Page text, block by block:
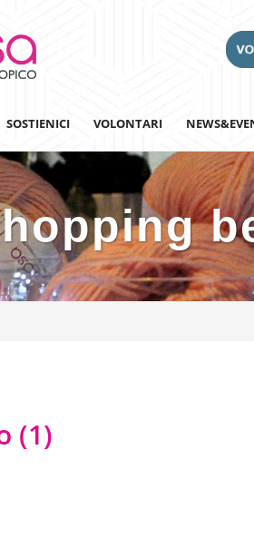
SOSTIENICI
Adotta un Ospedale
Team Building
VOLONTARI
(1)